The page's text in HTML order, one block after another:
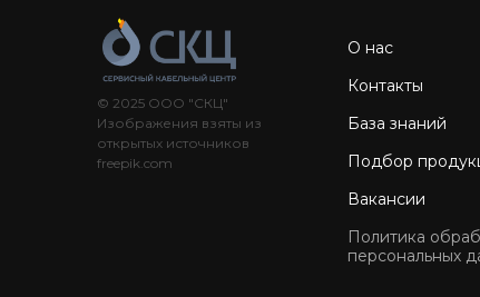
О нас
Контакты
База знаний
Подбор
Вакансии
Политика
персональных
© 2025 ООО "СКЦ"
Изображения взяты из
открытых источников
freepik.com